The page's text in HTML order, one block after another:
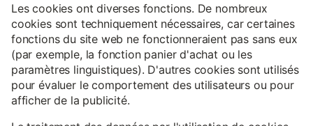
Les cookies ont diverses fonctions. De nombreux
cookies sont techniquement nécessaires, car certaines
fonctions du site web ne fonctionneraient pas sans eux
(par exemple, la fonction panier d'achat ou les
paramètres linguistiques). D'autres cookies sont utilisés
pour évaluer le comportement des utilisateurs ou pour
afficher de la publicité.